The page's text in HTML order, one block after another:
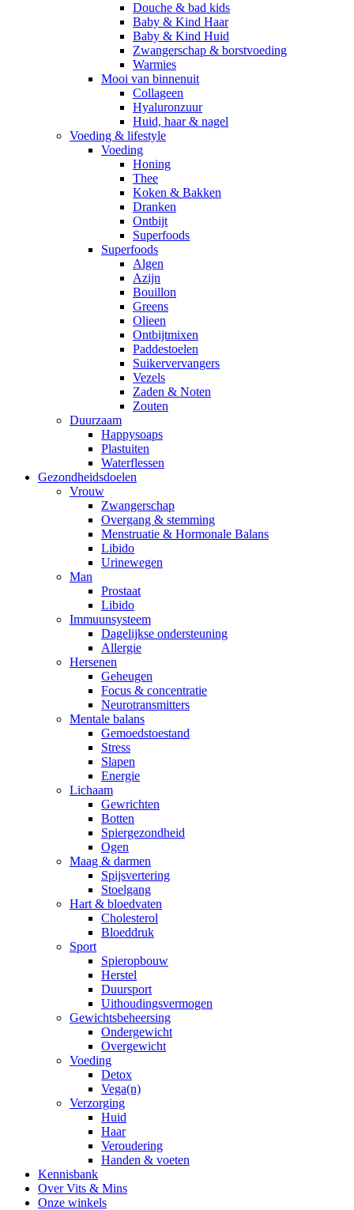
Douche & bad kids
Baby & Kind Haar
Baby & Kind Huid
Zwangerschap & borstvoeding
Warmies
Mooi van binnenuit
Collageen
Hyaluronzuur
Huid, haar & nagel
Voeding & lifestyle
Voeding
Honing
Thee
Koken & Bakken
Dranken
Ontbijt
Superfoods
Superfoods
Algen
Azijn
Bouillon
Greens
Olieen
Ontbijtmixen
Paddestoelen
Suikervervangers
Vezels
Zaden & Noten
Zouten
Duurzaam
Happysoaps
Plastuiten
Waterflessen
Gezondheidsdoelen
Vrouw
Zwangerschap
Overgang & stemming
Menstruatie & Hormonale Balans
Libido
Urinewegen
Man
Prostaat
Libido
Immuunsysteem
Dagelijkse ondersteuning
Allergie
Hersenen
Geheugen
Focus & concentratie
Neurotransmitters
Mentale balans
Gemoedstoestand
Stress
Slapen
Energie
Lichaam
Gewrichten
Botten
Spiergezondheid
Ogen
Maag & darmen
Spijsvertering
Stoelgang
Hart & bloedvaten
Cholesterol
Bloeddruk
Sport
Spieropbouw
Herstel
Duursport
Uithoudingsvermogen
Gewichtsbeheersing
Ondergewicht
Overgewicht
Voeding
Detox
Vega(n)
Verzorging
Huid
Haar
Veroudering
Handen & voeten
Kennisbank
Over Vits & Mins
Onze winkels